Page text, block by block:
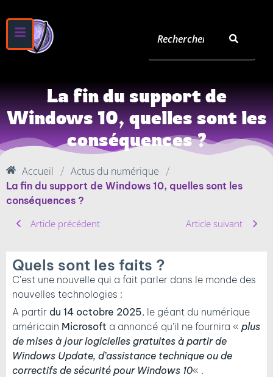
La fin du support de
Windows 10, quelles sont les
conséquences ?
Accueil / Actus du numérique
/
La fin du support de Windows 10, quelles sont les
conséquences ?
Article précédent
Article suivant
Quels sont les faits ?
C’est une nouvelle qui a fait parler dans le monde des
nouvelles technologies :
A partir du 14 octobre 2025, le géant du numérique
américain Microsoft a annoncé qu’il ne fournira « plus
de mises à jour logicielles gratuites à partir de
Windows Update, d’assistance technique ou de
correctifs de sécurité pour Windows 10« .